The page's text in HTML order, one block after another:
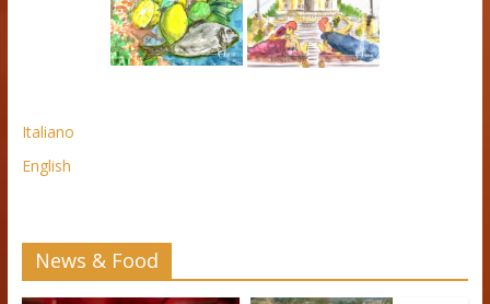
Italiano
English
News & Food